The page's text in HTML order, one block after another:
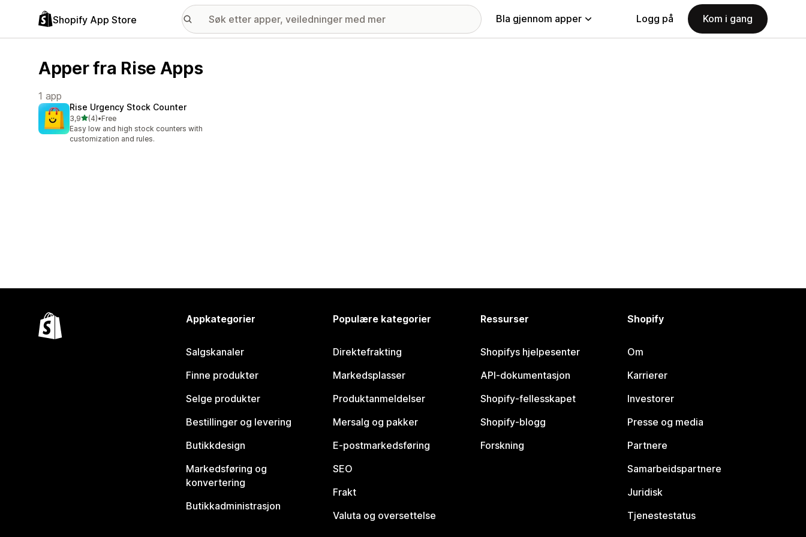
Shopify App Store Bla gjennom apper Logg på Kom i gang
Apper fra Rise Apps
1 app
Rise Urgency Stock Counter
3,9av 5 stjerner
(4)
Totalt 4 omtaler
•Free
Easy low and high stock counters with
customization and rules.
Appkategorier
Salgskanaler
Finne produkter
Selge produkter
Bestillinger og levering
Butikkdesign
Markedsføring og
konvertering
Butikkadministrasjon
Populære kategorier
Direktefrakting
Markedsplasser
Produktanmeldelser
Mersalg og pakker
E-postmarkedsføring
SEO
Frakt
Valuta og oversettelse
Ressurser
Shopifys hjelpesenter
API-dokumentasjon
Shopify-fellesskapet
Shopify-blogg
Forskning
Shopify
Om
Karrierer
Investorer
Presse og media
Partnere
Samarbeidspartnere
Juridisk
Tjenestestatus